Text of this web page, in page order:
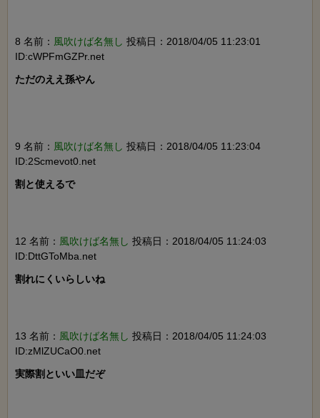
8 名前： 風吹けば名無し 投稿日：2018/04/05 11:23:01
ID:cWPFmGZPr.net
ただのええ孫やん
9 名前： 風吹けば名無し 投稿日：2018/04/05 11:23:04
ID:2Scmevot0.net
割と使えるで
12 名前： 風吹けば名無し 投稿日：2018/04/05 11:24:03
ID:DttGToMba.net
割れにくいらしいね
13 名前： 風吹けば名無し 投稿日：2018/04/05 11:24:03
ID:zMlZUCaO0.net
実際割といい皿だぞ